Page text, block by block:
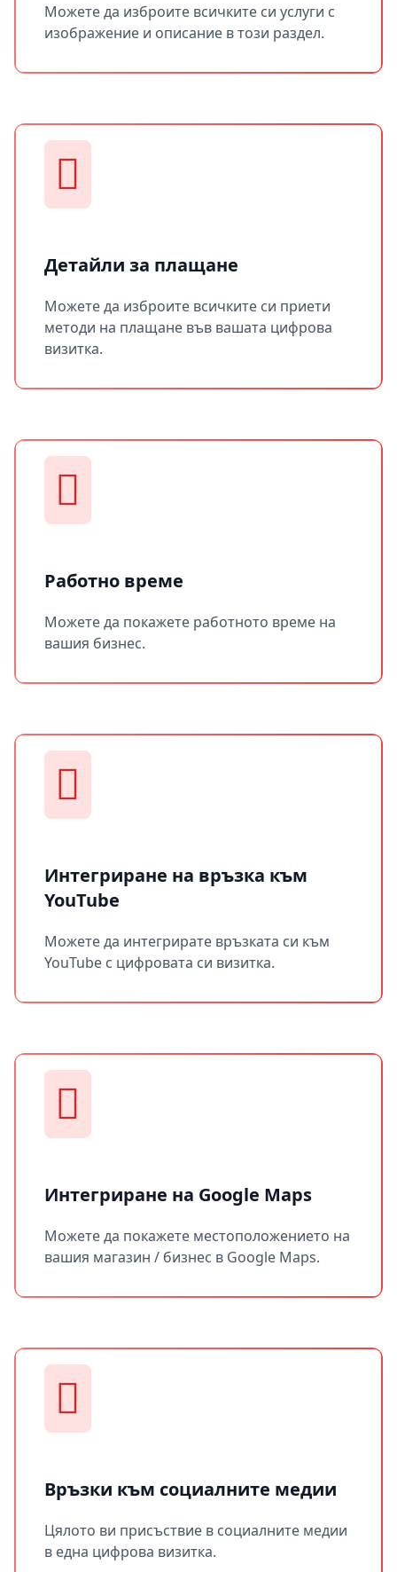
Можете да изброите всичките си услуги с
изображение и описание в този раздел.
Детайли за плащане
Можете да изброите всичките си приети
методи на плащане във вашата цифрова
визитка.
Работно време
Можете да покажете работното време на
вашия бизнес.
Интегриране на връзка към
YouTube
Можете да интегрирате връзката си към
YouTube с цифровата си визитка.
Интегриране на Google Maps
Можете да покажете местоположението на
вашия магазин / бизнес в Google Maps.
Връзки към социалните медии
Цялото ви присъствие в социалните медии
в една цифрова визитка.